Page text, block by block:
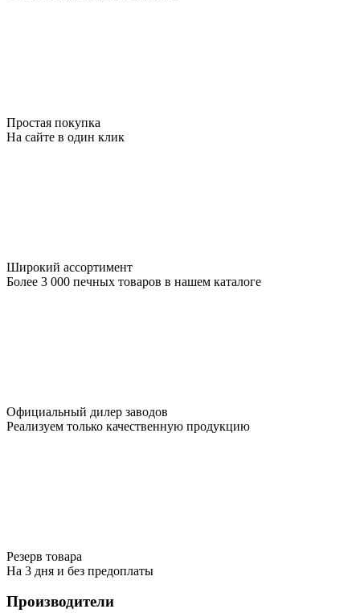
Простая покупка
На сайте в один клик
Широкий ассортимент
Более 3 000 печных товаров в нашем каталоге
Официальный дилер заводов
Реализуем только качественную продукцию
Резерв товара
На 3 дня и без предоплаты
Производители